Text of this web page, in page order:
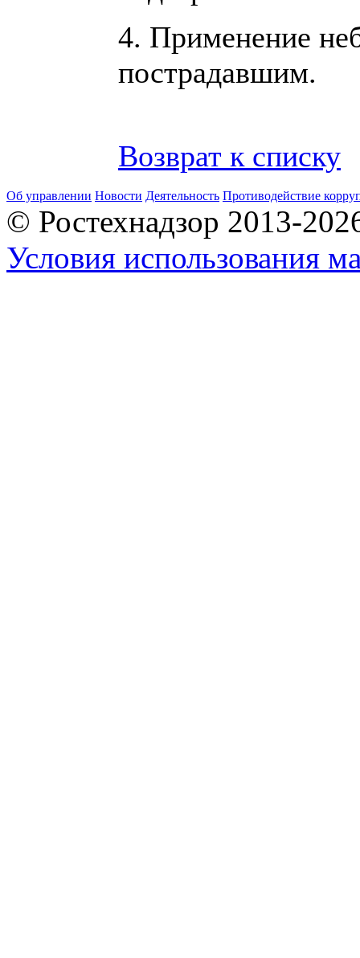
4. Применение
пострадавшим.
Возврат к списку
Об управлении Новости Деятельность Противодействие
© Ростехнадзор 2013-
Условия использования